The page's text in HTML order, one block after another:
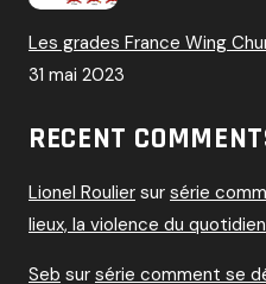
Les grades France Wing
31 mai 2023
RECENT
Lionel Roulier sur série
lieux, la violence du quotidien
Seb sur série comment se